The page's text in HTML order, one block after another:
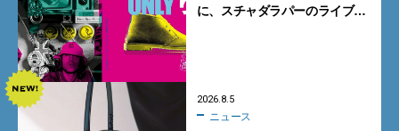
に、スチャダラパーのライブ
2026.8.5
ニュース